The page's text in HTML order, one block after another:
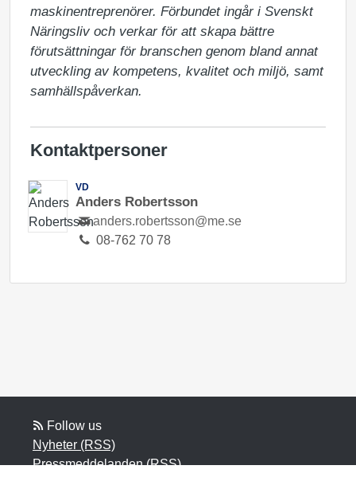
maskinentreprenörer. Förbundet ingår i Svenskt
Näringsliv och verkar för att skapa bättre
förutsättningar för branschen genom bland annat
utveckling av kompetens, kvalitet och miljö, samt
samhällspåverkan.
Kontaktpersoner
VD
Anders Robertsson
anders.robertsson@me.se
08-762 70 78
Follow us
Nyheter (RSS)
Pressmeddelanden (RSS)